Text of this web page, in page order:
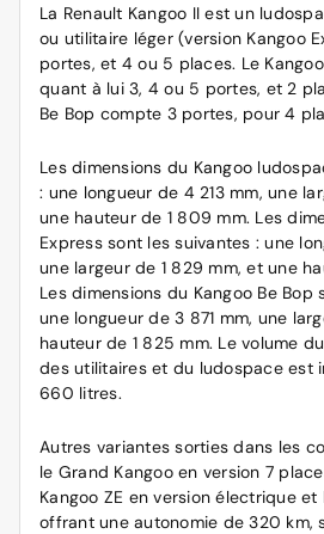
La Renault Kangoo II est un
ou utilitaire léger (version Kangoo
portes, et 4 ou 5 places. Le
quant à lui 3, 4 ou 5 portes, et 2
Be Bop compte 3 portes, pour 4
Les dimensions du Kangoo
: une longueur de 4 213 mm, une
une hauteur de 1 809 mm. Les
Express sont les suivantes : une
une largeur de 1 829 mm, et une
Les dimensions du Kangoo Be Bop
une longueur de 3 871 mm, une
hauteur de 1 825 mm. Le volume
des utilitaires et du ludospace est
660 litres.
Autres variantes sorties dans les
le Grand Kangoo en version 7
Kangoo ZE en version électrique et
offrant une autonomie de 320 km,